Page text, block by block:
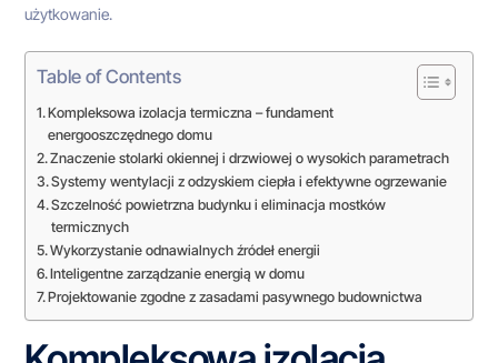
użytkowanie.
Table of Contents
Kompleksowa izolacja termiczna – fundament
energooszczędnego domu
Znaczenie stolarki okiennej i drzwiowej o wysokich parametrach
Systemy wentylacji z odzyskiem ciepła i efektywne ogrzewanie
Szczelność powietrzna budynku i eliminacja mostków
termicznych
Wykorzystanie odnawialnych źródeł energii
Inteligentne zarządzanie energią w domu
Projektowanie zgodne z zasadami pasywnego budownictwa